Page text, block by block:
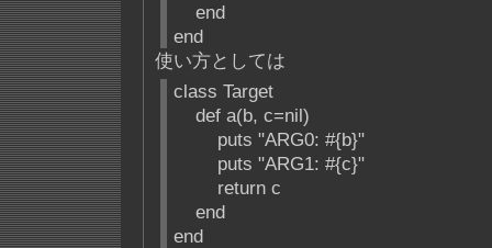
end
end
使い方としては
class Target
def a(b, c=nil)
puts "ARG0: #{b}"
puts "ARG1: #{c}"
return c
end
end